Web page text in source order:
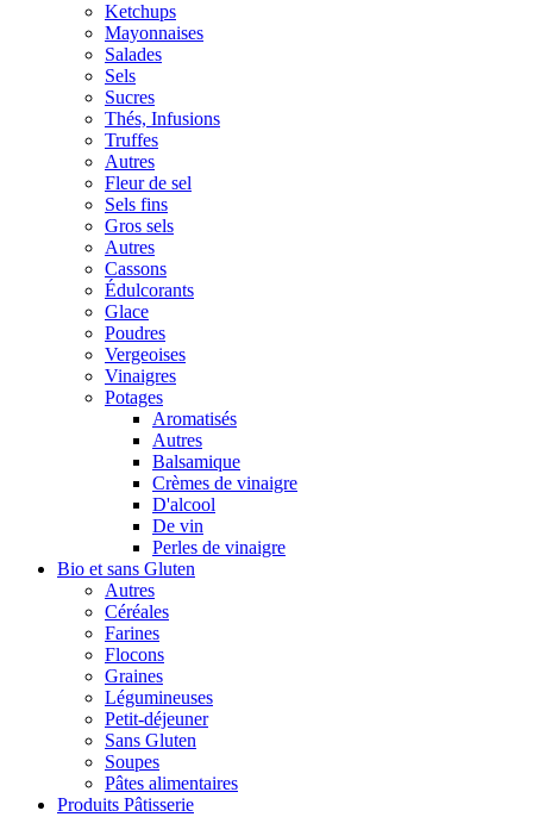
Ketchups
Mayonnaises
Salades
Sels
Sucres
Thés, Infusions
Truffes
Autres
Fleur de sel
Sels fins
Gros sels
Autres
Cassons
Édulcorants
Glace
Poudres
Vergeoises
Vinaigres
Potages
Aromatisés
Autres
Balsamique
Crèmes de vinaigre
D'alcool
De vin
Perles de vinaigre
Bio et sans Gluten
Autres
Céréales
Farines
Flocons
Graines
Légumineuses
Petit-déjeuner
Sans Gluten
Soupes
Pâtes alimentaires
Produits Pâtisserie